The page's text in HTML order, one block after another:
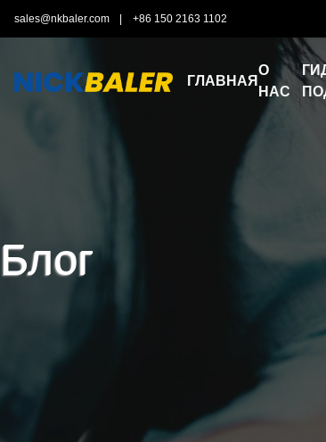
sales@nkbaler.com +86 150 2163 1102
ГЛАВНАЯ
О
НАС
Блог